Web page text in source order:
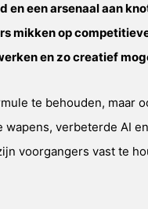
een arsenaal aan
mikken op
en zo creatief
te behouden, maar
verbeterde AI
voorgangers vast te